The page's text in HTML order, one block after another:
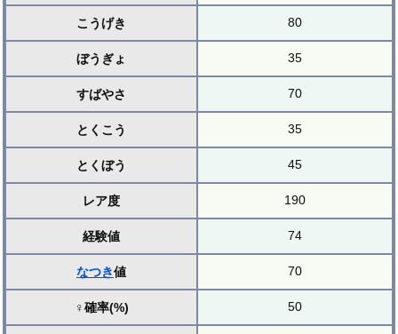
こうげき 80
ぼうぎょ 35
すばやさ 70
とくこう 35
とくぼう 45
レア度 190
経験値 74
なつき値 70
♀確率(%) 50